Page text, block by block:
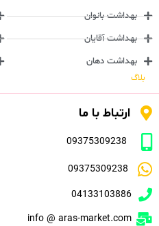
بهداشت بانوان
بهداشت آقایان
بهداشت دهان
بلاگ
ارتباط با ما
09375309238
09375309238
04133103886
info @ aras-market.com